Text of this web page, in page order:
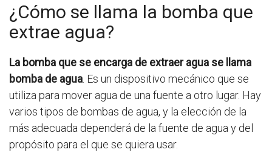
¿Cómo se llama la bomba que
extrae agua?
La bomba que se encarga de extraer agua se llama
bomba de agua . Es un dispositivo mecánico que se
utiliza para mover agua de una fuente a otro lugar. Hay
varios tipos de bombas de agua, y la elección de la
más adecuada dependerá de la fuente de agua y del
propósito para el que se quiera usar.